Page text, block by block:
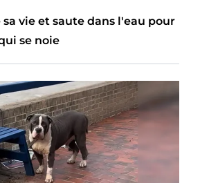
vie et saute dans l'eau pour
se noie